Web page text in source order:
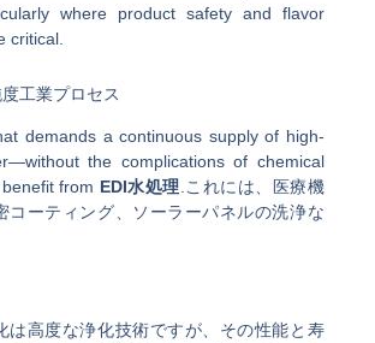
where product safety and flavor
critical.
工業プロセス
demands a continuous supply of high-
the complications of chemical
from EDI水処理 .これには、医療機
コーティング、ソーラーパネルの洗浄な
は高度な浄化技術ですが、その性能と寿